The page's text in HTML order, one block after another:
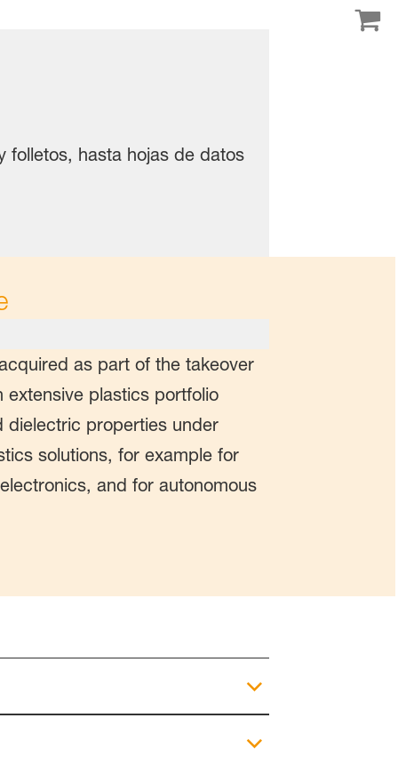
folletos, hasta hojas de datos
as part of the takeover
plastics portfolio
dielectric properties under
solutions, for example for
and for autonomous